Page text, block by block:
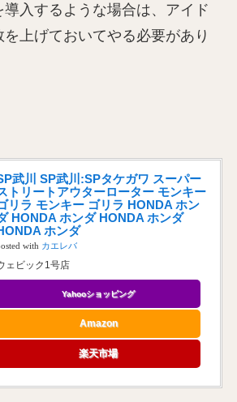
入するような場合は、アイド
を上げておいてやる必要があり
武川 SP武川:SPタケガワ スーパー
トリートアウターローター モンキー
リラ モンキー ゴリラ HONDA ホン
HONDA ホンダ HONDA ホンダ
ホンダ
with カエレバ
ェビック1号店
Yahooショッピング
Amazon
楽天市場